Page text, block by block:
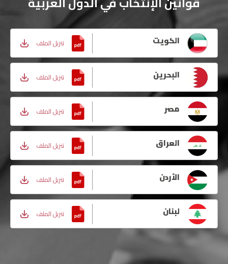
الكويت تنزيل الملف
البحرين تنزيل الملف
مصر تنزيل الملف
العراق تنزيل الملف
الأردن تنزيل الملف
لبنان تنزيل الملف